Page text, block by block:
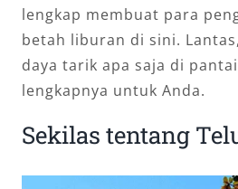
lengkap membuat para
betah liburan di sini.
daya tarik apa saja di
lengkapnya untuk Anda.
Sekilas tentang